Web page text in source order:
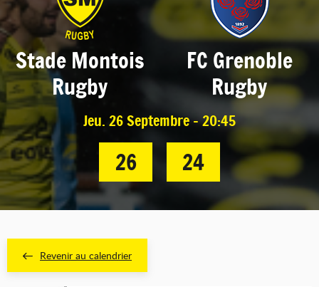
Stade Montois
Rugby
FC Grenoble
Rugby
Jeu. 26 Septembre - 20:45
26 24
Revenir au calendrier